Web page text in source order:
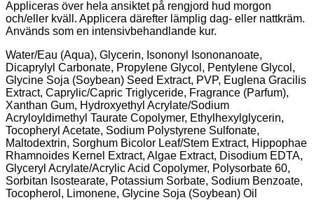
Appliceras över hela ansiktet på rengjord hud morgon
och/eller kväll. Applicera därefter lämplig dag- eller nattkräm.
Används som en intensivbehandlande kur.
Water/Eau (Aqua), Glycerin, Isononyl Isononanoate,
Dicaprylyl Carbonate, Propylene Glycol, Pentylene Glycol,
Glycine Soja (Soybean) Seed Extract, PVP, Euglena Gracilis
Extract, Caprylic/Capric Triglyceride, Fragrance (Parfum),
Xanthan Gum, Hydroxyethyl Acrylate/Sodium
Acryloyldimethyl Taurate Copolymer, Ethylhexylglycerin,
Tocopheryl Acetate, Sodium Polystyrene Sulfonate,
Maltodextrin, Sorghum Bicolor Leaf/Stem Extract, Hippophae
Rhamnoides Kernel Extract, Algae Extract, Disodium EDTA,
Glyceryl Acrylate/Acrylic Acid Copolymer, Polysorbate 60,
Sorbitan Isostearate, Potassium Sorbate, Sodium Benzoate,
Tocopherol, Limonene, Glycine Soja (Soybean) Oil